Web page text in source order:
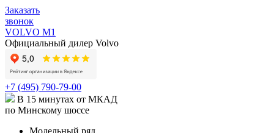
Заказать
звонок
VOLVO M1
Официальный дилер Volvo
+7 (495) 790-79-00
В 15 минутах от МКАД
по Минскому шоссе
Модельный ряд